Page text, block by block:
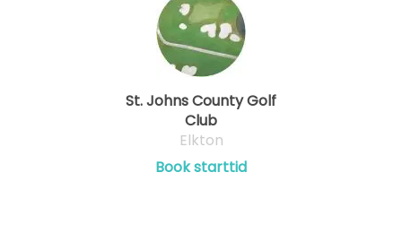
St. Johns County Golf
Club
Elkton
Book starttid